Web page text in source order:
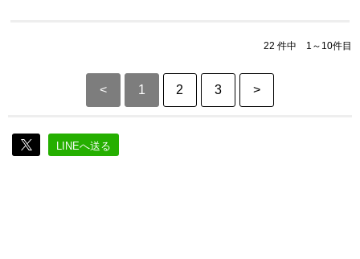
22 件中 1～10件目
< 1 2 3 >
LINEへ送る